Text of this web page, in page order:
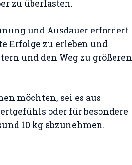
zu überlasten.
und Ausdauer erfordert.
Erfolge zu erleben und
und den Weg zu größeren
möchten, sei es aus
oder für besondere
10 kg abzunehmen.